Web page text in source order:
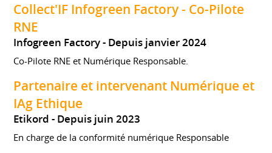
Collect'IF Infogreen Factory - Co-Pilote
RNE
Infogreen Factory Depuis janvier 2024
Co-Pilote RNE et Numérique Responsable.
Partenaire et intervenant Numérique et
IAg Ethique
Etikord Depuis juin 2023
En charge de la conformité numérique Responsable